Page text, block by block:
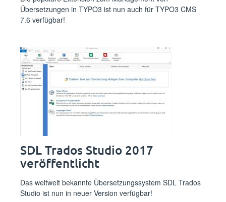
Übersetzungen in TYPO3 ist nun auch für TYPO3 CMS
7.6 verfügbar!
SDL Trados Studio 2017
veröffentlicht
Das weltweit bekannte Übersetzungssystem SDL Trados
Studio ist nun in neuer Version verfügbar!